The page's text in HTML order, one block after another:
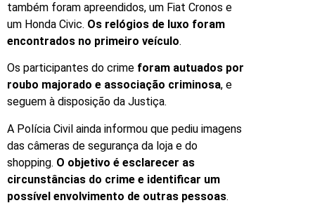
também foram apreendidos, um Fiat Cronos e
um Honda Civic. Os relógios de luxo foram
encontrados no primeiro veículo.
Os participantes do crime foram autuados por
roubo majorado e associação criminosa, e
seguem à disposição da Justiça.
A Polícia Civil ainda informou que pediu imagens
das câmeras de segurança da loja e do
shopping. O objetivo é esclarecer as
circunstâncias do crime e identificar um
possível envolvimento de outras pessoas.